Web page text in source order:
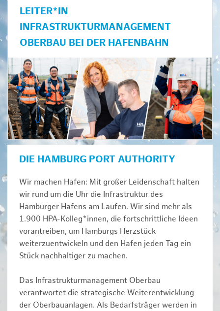
LEITER*IN
INFRASTRUKTURMANAGEMENT
OBERBAU BEI DER HAFENBAHN
DIE HAMBURG PORT AUTHORITY
Wir machen Hafen: Mit großer Leidenschaft halten
wir rund um die Uhr die Infrastruktur des
Hamburger Hafens am Laufen. Wir sind mehr als
1.900 HPA-Kolleg*innen, die fortschrittliche Ideen
vorantreiben, um Hamburgs Herzstück
weiterzuentwickeln und den Hafen jeden Tag ein
Stück nachhaltiger zu machen.
Das Infrastrukturmanagement Oberbau
verantwortet die strategische Weiterentwicklung
der Oberbauanlagen. Als Bedarfsträger werden in